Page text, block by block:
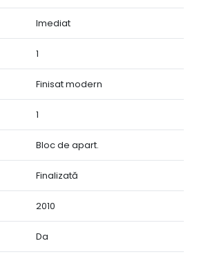
Imediat
1
Finisat modern
1
Bloc de apart.
Finalizată
2010
Da